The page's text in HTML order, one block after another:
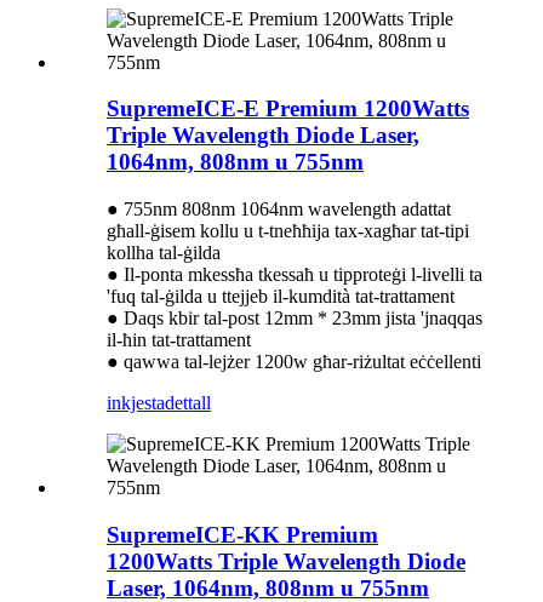
SupremeICE-E Premium 1200Watts
Triple Wavelength Diode Laser,
1064nm, 808nm u 755nm
● 755nm 808nm 1064nm wavelength adattat
għall-ġisem kollu u t-tneħħija tax-xagħar tat-tipi
kollha tal-ġilda
● Il-ponta mkessħa tkessaħ u tipproteġi l-livelli ta
'fuq tal-ġilda u ttejjeb il-kumdità tat-trattament
● Daqs kbir tal-post 12mm * 23mm jista 'jnaqqas
il-ħin tat-trattament
● qawwa tal-lejżer 1200w għar-riżultat eċċellenti
inkjestadettall
SupremeICE-KK Premium
1200Watts Triple Wavelength Diode
Laser, 1064nm, 808nm u 755nm